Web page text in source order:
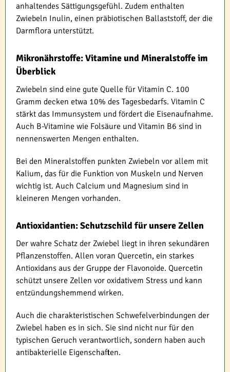
anhaltendes Sättigungsgefühl. Zudem enthalten
Zwiebeln Inulin, einen präbiotischen Ballaststoff, der die
Darmflora unterstützt.
Mikronährstoffe: Vitamine und Mineralstoffe im
Überblick
Zwiebeln sind eine gute Quelle für Vitamin C. 100
Gramm decken etwa 10% des Tagesbedarfs. Vitamin C
stärkt das Immunsystem und fördert die Eisenaufnahme.
Auch B-Vitamine wie Folsäure und Vitamin B6 sind in
nennenswerten Mengen enthalten.
Bei den Mineralstoffen punkten Zwiebeln vor allem mit
Kalium, das für die Funktion von Muskeln und Nerven
wichtig ist. Auch Calcium und Magnesium sind in
kleineren Mengen vorhanden.
Antioxidantien: Schutzschild für unsere Zellen
Der wahre Schatz der Zwiebel liegt in ihren sekundären
Pflanzenstoffen. Allen voran Quercetin, ein starkes
Antioxidans aus der Gruppe der Flavonoide. Quercetin
schützt unsere Zellen vor oxidativem Stress und kann
entzündungshemmend wirken.
Auch die charakteristischen Schwefelverbindungen der
Zwiebel haben es in sich. Sie sind nicht nur für den
typischen Geruch verantwortlich, sondern haben auch
antibakterielle Eigenschaften.